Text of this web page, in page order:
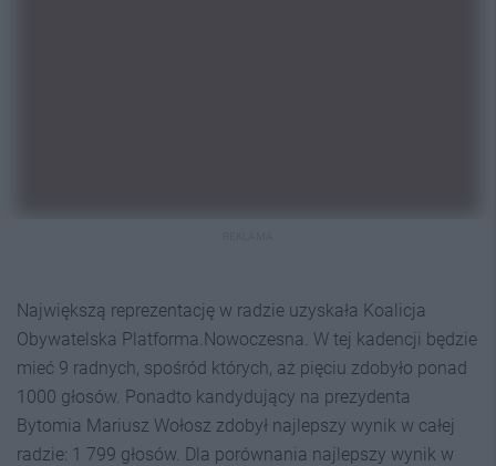
Największą reprezentację w radzie uzyskała Koalicja
Obywatelska Platforma.Nowoczesna. W tej kadencji będzie
mieć 9 radnych, spośród których, aż pięciu zdobyło ponad
1000 głosów. Ponadto kandydujący na prezydenta
Bytomia Mariusz Wołosz zdobył najlepszy wynik w całej
radzie: 1 799 głosów. Dla porównania najlepszy wynik w